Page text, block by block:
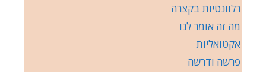
רלוונטיות בקצרה
מה זה אומר לנו
אקטואליות
פרשה ודרשה